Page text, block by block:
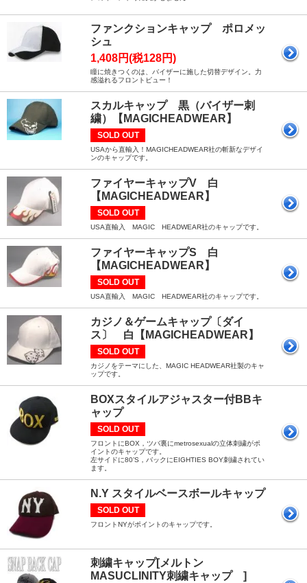
ファンクションキャップ ポロメッ
シュ
1,408円(税128円)
瞳に焼きつくのは、バイザーに施した切替デザイン。力
感溢れるフロントビュー！
スカルキャップ 黒（バイザー刺
繍）【MAGICHEADWEAR】
SOLD OUT
USAから直輸入！MAGICHEADWEAR社の斬新なデザイ
ンのキャップです。
ファイヤーキャップV 白
【MAGICHEADWEAR】
SOLD OUT
USA直輸入 MAGIC HEADWEAR社のキャップです。
ファイヤーキャップS 白
【MAGICHEADWEAR】
SOLD OUT
USA直輸入 MAGIC HEADWEAR社のキャップです。
カジノ＆ゲームキャップ〔ダイ
ス〕 白【MAGICHEADWEAR】
SOLD OUT
カジノをテーマにした、MAGIC HEADWEAR社製のキャ
ップです。
BOXスタイルアジャスター付BBキ
ャップ
SOLD OUT
フロントにBOX，ツバ裏にmetrosexualの立体刺繍がポ
イントのキャップです。
左サイドに80’S，バックにEIGHTIES BOY刺繍されてい
ます。
N.Y スタイルベースボールキャップ
SOLD OUT
フロントNYがポイントのキャップです。
刺繍キャップ[メルトン
MASUCLINITY刺繍キャップ ]